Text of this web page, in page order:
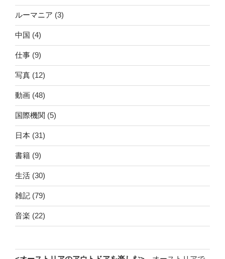
ルーマニア (3)
中国 (4)
仕事 (9)
写真 (12)
動画 (48)
国際機関 (5)
日本 (31)
書籍 (9)
生活 (30)
雑記 (79)
音楽 (22)